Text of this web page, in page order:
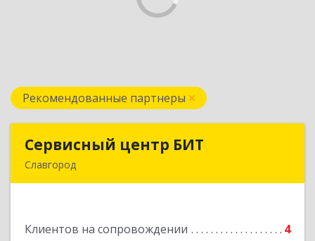
Рекомендованные партнеры
Сервисный центр БИТ
Славгород
Клиентов на сопровождении 4
Сервисный центр БИТ
Подробнее